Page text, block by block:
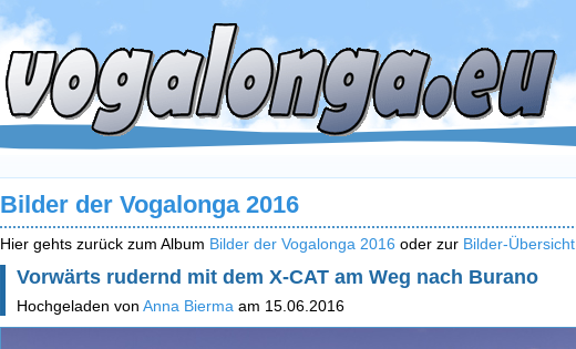
Bilder der Vogalonga 2016
Hier gehts zurück zum Album Bilder der Vogalonga 2016 oder zur Bilder-Übersicht
Vorwärts rudernd mit dem X-CAT am Weg nach Burano
Hochgeladen von Anna Bierma am 15.06.2016